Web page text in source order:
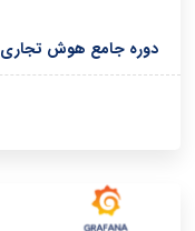
دوره جامع هوش تجاری